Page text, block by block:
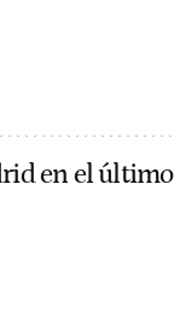
en el